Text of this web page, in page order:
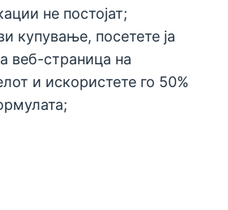
не постојат;
купување, посетете ја
веб-страница на
и искористете го 50%